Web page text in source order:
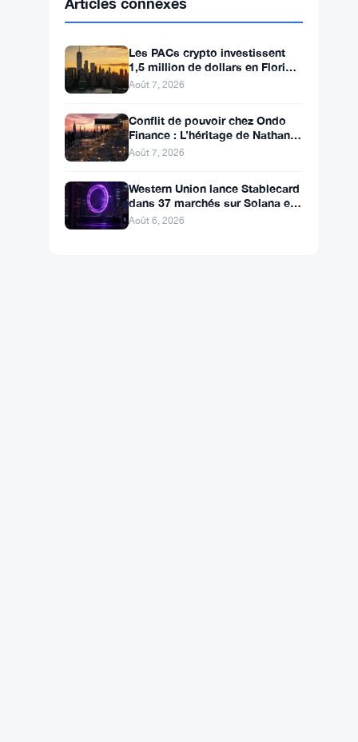
SolanaSOL $72.6559 ▼ -1.82%
XRPXRP $1.0363
Les PACs crypto investissent